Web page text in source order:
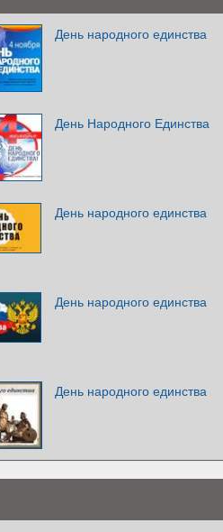
День народного единства
День Народного Единства
День народного единства
День народного единства
День народного единства